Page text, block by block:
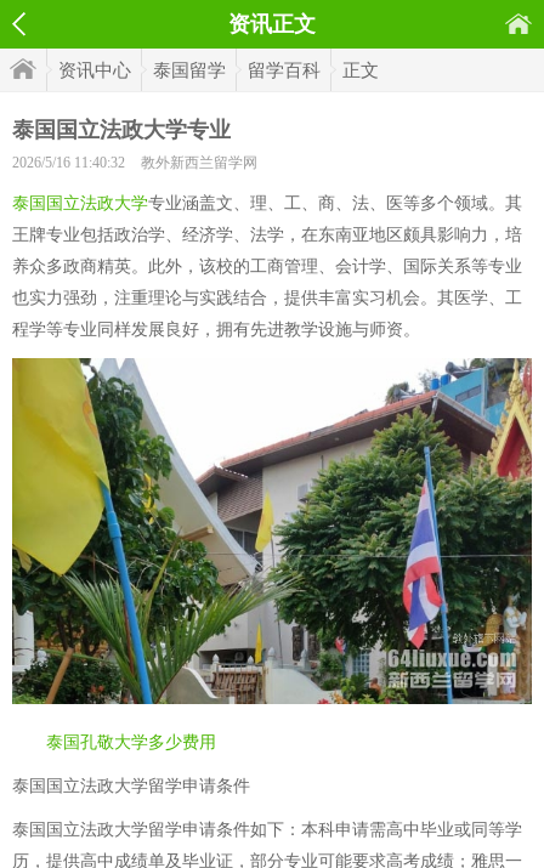
资讯正文
资讯中心 泰国留学 留学百科 正文
泰国国立法政大学专业
2026/5/16 11:40:32 教外新西兰留学网
泰国国立法政大学专业涵盖文、理、工、商、法、医等多个领域。其
王牌专业包括政治学、经济学、法学，在东南亚地区颇具影响力，培
养众多政商精英。此外，该校的工商管理、会计学、国际关系等专业
也实力强劲，注重理论与实践结合，提供丰富实习机会。其医学、工
程学等专业同样发展良好，拥有先进教学设施与师资。
泰国孔敬大学多少费用
泰国国立法政大学留学申请条件
泰国国立法政大学留学申请条件如下：本科申请需高中毕业或同等学
历，提供高中成绩单及毕业证，部分专业可能要求高考成绩；雅思一